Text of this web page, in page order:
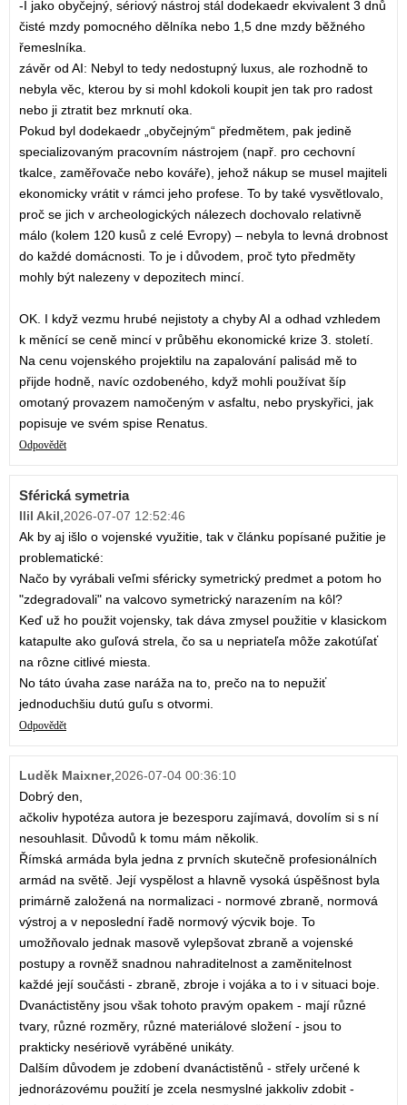
-I jako obyčejný, sériový nástroj stál dodekaedr ekvivalent 3 dnů
čisté mzdy pomocného dělníka nebo 1,5 dne mzdy běžného
řemeslníka.
závěr od AI: Nebyl to tedy nedostupný luxus, ale rozhodně to
nebyla věc, kterou by si mohl kdokoli koupit jen tak pro radost
nebo ji ztratit bez mrknutí oka.
Pokud byl dodekaedr „obyčejným“ předmětem, pak jedině
specializovaným pracovním nástrojem (např. pro cechovní
tkalce, zaměřovače nebo kováře), jehož nákup se musel majiteli
ekonomicky vrátit v rámci jeho profese. To by také vysvětlovalo,
proč se jich v archeologických nálezech dochovalo relativně
málo (kolem 120 kusů z celé Evropy) – nebyla to levná drobnost
do každé domácnosti. To je i důvodem, proč tyto předměty
mohly být nalezeny v depozitech mincí.
OK. I když vezmu hrubé nejistoty a chyby AI a odhad vzhledem
k měnící se ceně mincí v průběhu ekonomické krize 3. století.
Na cenu vojenského projektilu na zapalování palisád mě to
přijde hodně, navíc ozdobeného, když mohli používat šíp
omotaný provazem namočeným v asfaltu, nebo pryskyřici, jak
popisuje ve svém spise Renatus.
Odpovědět
Sférická symetria
Ilil Akil 2026-07-07 12:52:46
Ak by aj išlo o vojenské využitie, tak v článku popísané pužitie je
problematické:
Načo by vyrábali veľmi sféricky symetrický predmet a potom ho
"zdegradovali" na valcovo symetrický narazením na kôl?
Keď už ho použit vojensky, tak dáva zmysel použitie v klasickom
katapulte ako guľová strela, čo sa u nepriateľa môže zakotúľať
na rôzne citlivé miesta.
No táto úvaha zase naráža na to, prečo na to nepužiť
jednoduchšiu dutú guľu s otvormi.
Odpovědět
Luděk Maixner, 2026-07-04 00:36:10
Dobrý den,
ačkoliv hypotéza autora je bezesporu zajímavá, dovolím si s ní
nesouhlasit. Důvodů k tomu mám několik.
Římská armáda byla jedna z prvních skutečně profesionálních
armád na světě. Její vyspělost a hlavně vysoká úspěšnost byla
primárně založená na normalizaci - normové zbraně, normová
výstroj a v neposlední řadě normový výcvik boje. To
umožňovalo jednak masově vylepšovat zbraně a vojenské
postupy a rovněž snadnou nahraditelnost a zaměnitelnost
každé její součásti - zbraně, zbroje i vojáka a to i v situaci boje.
Dvanáctistěny jsou však tohoto pravým opakem - mají různé
tvary, různé rozměry, různé materiálové složení - jsou to
prakticky nesériově vyráběné unikáty.
Dalším důvodem je zdobení dvanáctistěnů - střely určené k
jednorázovému použití je zcela nesmyslné jakkoliv zdobit -